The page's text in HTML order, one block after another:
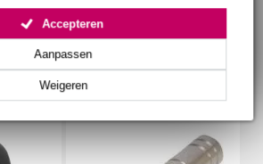
Weigeren
Aanpassen
Accepteren